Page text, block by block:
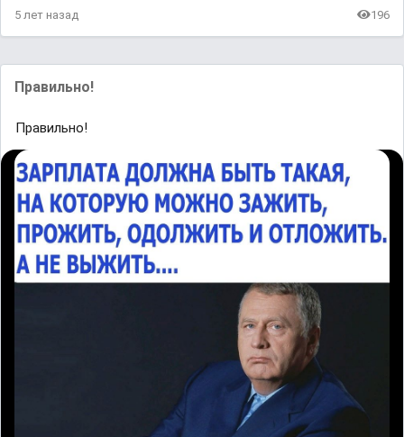
5 лет назад 196
Правильно!
Правильно!